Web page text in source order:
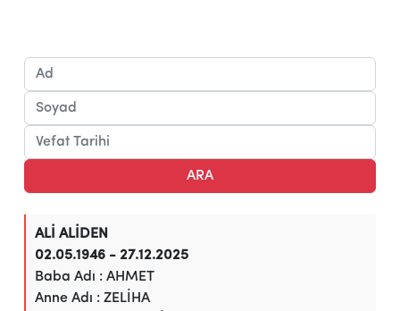
ARA
ALİ ALİDEN
02.05.1946 - 27.12.2025
Baba Adı : AHMET
Anne Adı : ZELİHA